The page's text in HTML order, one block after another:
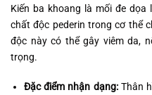
Kiến ba khoang là mối đe
chất độc pederin trong cơ thể
độc này có thể gây viêm da,
trọng.
Đặc điểm nhận dạng: Thân